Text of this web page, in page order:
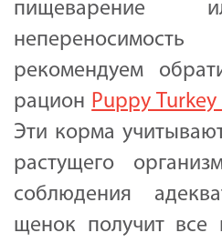
пищеварение
рекомендуем
рацион Puppy
Эти корма
растущего
соблюдения
щенок получит все